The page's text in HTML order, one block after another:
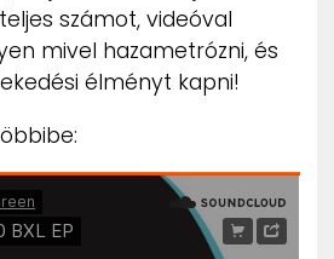
számot, videóval
mivel hazametrózni, és
élményt kapni!